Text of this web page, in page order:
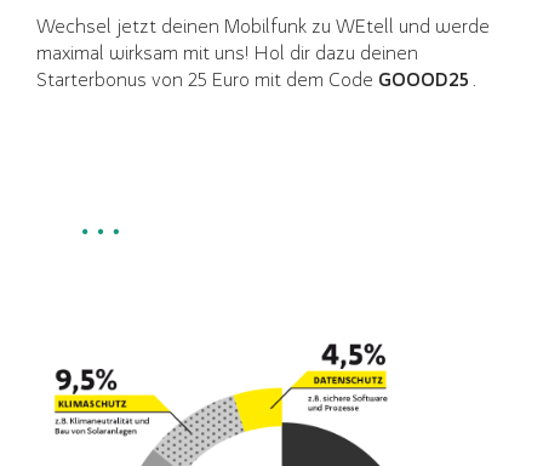
Wechsel jetzt deinen Mobilfunk zu WEtell und werde
maximal wirksam mit uns! Hol dir dazu deinen
Starterbonus von 25 Euro mit dem Code GOOOD25 .